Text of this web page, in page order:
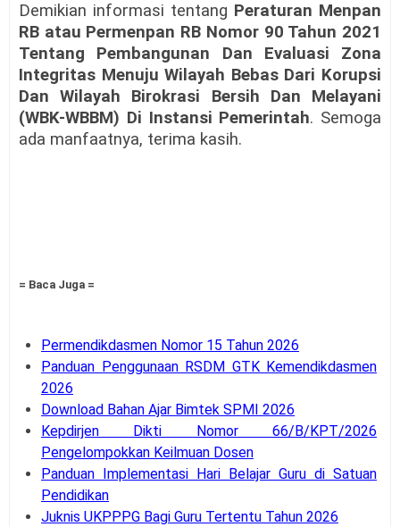
Demikian informasi tentang Peraturan Menpan
RB atau Permenpan RB Nomor 90 Tahun 2021
Tentang Pembangunan Dan Evaluasi Zona
Integritas Menuju Wilayah Bebas Dari Korupsi
Dan Wilayah Birokrasi Bersih Dan Melayani
(WBK-WBBM) Di Instansi Pemerintah. Semoga
ada manfaatnya, terima kasih.
= Baca Juga =
Permendikdasmen Nomor 15 Tahun 2026
Panduan Penggunaan RSDM GTK Kemendikdasmen
2026
Download Bahan Ajar Bimtek SPMI 2026
Kepdirjen Dikti Nomor 66/B/KPT/2026
Pengelompokkan Keilmuan Dosen
Panduan Implementasi Hari Belajar Guru di Satuan
Pendidikan
Juknis UKPPPG Bagi Guru Tertentu Tahun 2026